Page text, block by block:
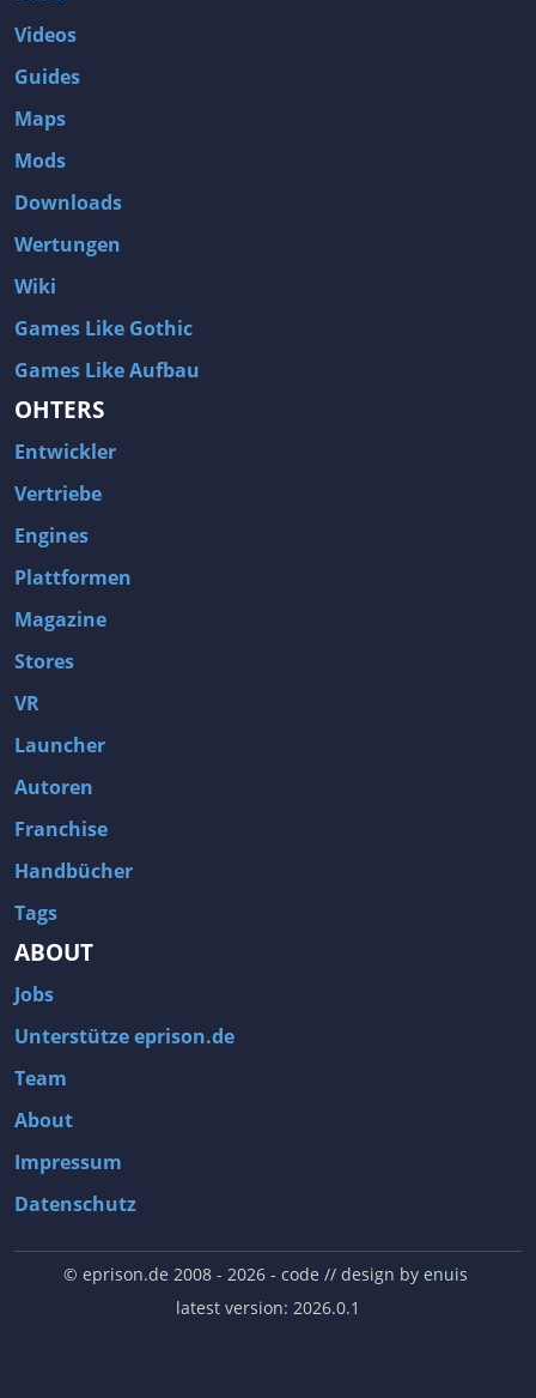
Videos
Guides
Maps
Mods
Downloads
Wertungen
Wiki
Games Like Gothic
Games Like Aufbau
OHTERS
Entwickler
Vertriebe
Engines
Plattformen
Magazine
Stores
VR
Launcher
Autoren
Franchise
Handbücher
Tags
ABOUT
Jobs
Unterstütze eprison.de
Team
About
Impressum
Datenschutz
© eprison.de 2008 - 2026- code // design by enuis
latest version: 2026.0.1